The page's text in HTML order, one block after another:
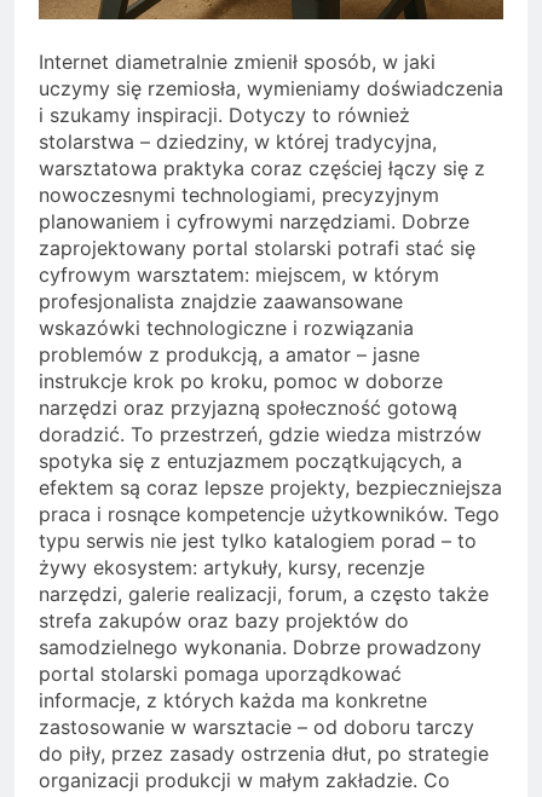
Internet diametralnie zmienił sposób, w jaki
uczymy się rzemiosła, wymieniamy doświadczenia
i szukamy inspiracji. Dotyczy to również
stolarstwa – dziedziny, w której tradycyjna,
warsztatowa praktyka coraz częściej łączy się z
nowoczesnymi technologiami, precyzyjnym
planowaniem i cyfrowymi narzędziami. Dobrze
zaprojektowany portal stolarski potrafi stać się
cyfrowym warsztatem: miejscem, w którym
profesjonalista znajdzie zaawansowane
wskazówki technologiczne i rozwiązania
problemów z produkcją, a amator – jasne
instrukcje krok po kroku, pomoc w doborze
narzędzi oraz przyjazną społeczność gotową
doradzić. To przestrzeń, gdzie wiedza mistrzów
spotyka się z entuzjazmem początkujących, a
efektem są coraz lepsze projekty, bezpieczniejsza
praca i rosnące kompetencje użytkowników. Tego
typu serwis nie jest tylko katalogiem porad – to
żywy ekosystem: artykuły, kursy, recenzje
narzędzi, galerie realizacji, forum, a często także
strefa zakupów oraz bazy projektów do
samodzielnego wykonania. Dobrze prowadzony
portal stolarski pomaga uporządkować
informacje, z których każda ma konkretne
zastosowanie w warsztacie – od doboru tarczy
do piły, przez zasady ostrzenia dłut, po strategie
organizacji produkcji w małym zakładzie. Co